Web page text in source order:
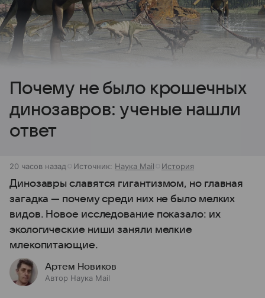
Почему не было крошечных
динозавров: ученые нашли
ответ
20 часов назад Источник: Наука Mail История
Динозавры славятся гигантизмом, но главная
загадка — почему среди них не было мелких
видов. Новое исследование показало: их
экологические ниши заняли мелкие
млекопитающие.
Артем Новиков
Автор Наука Mail